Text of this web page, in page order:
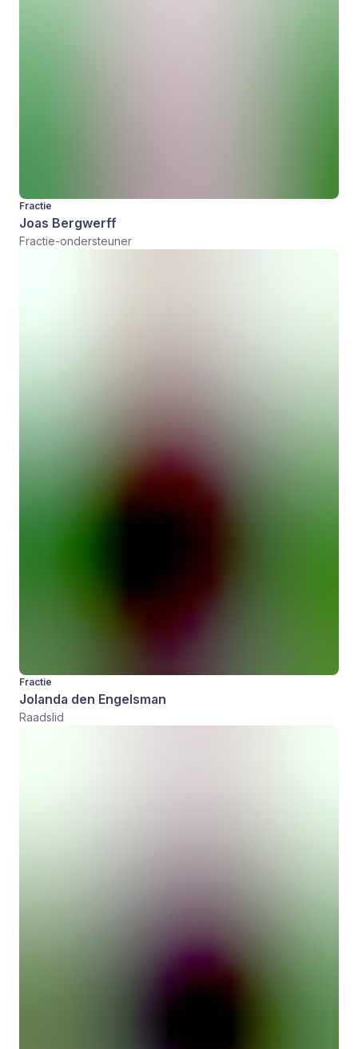
Fractie
Joas Bergwerff
Fractie-ondersteuner
Fractie
Jolanda den Engelsman
Raadslid